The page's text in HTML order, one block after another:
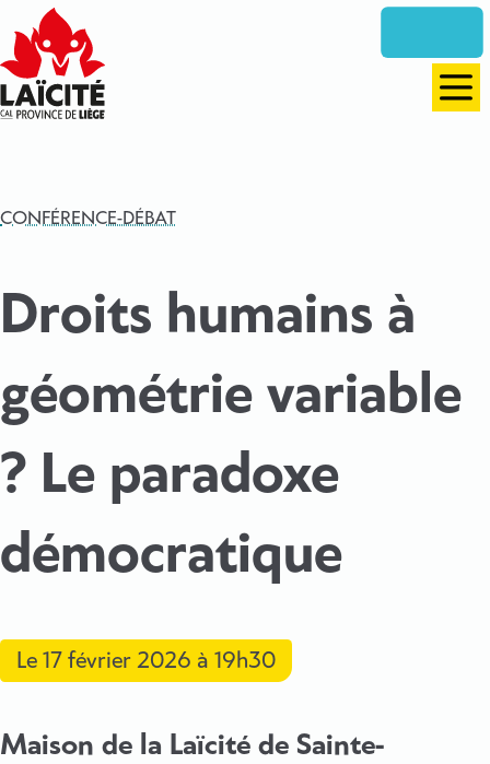
directement
vers
le
contenu
CONFÉRENCE-DÉBAT
Droits humains à
géométrie variable
? Le paradoxe
démocratique
Le 17 février 2026 à 19h30
Maison de la Laïcité de Sainte-